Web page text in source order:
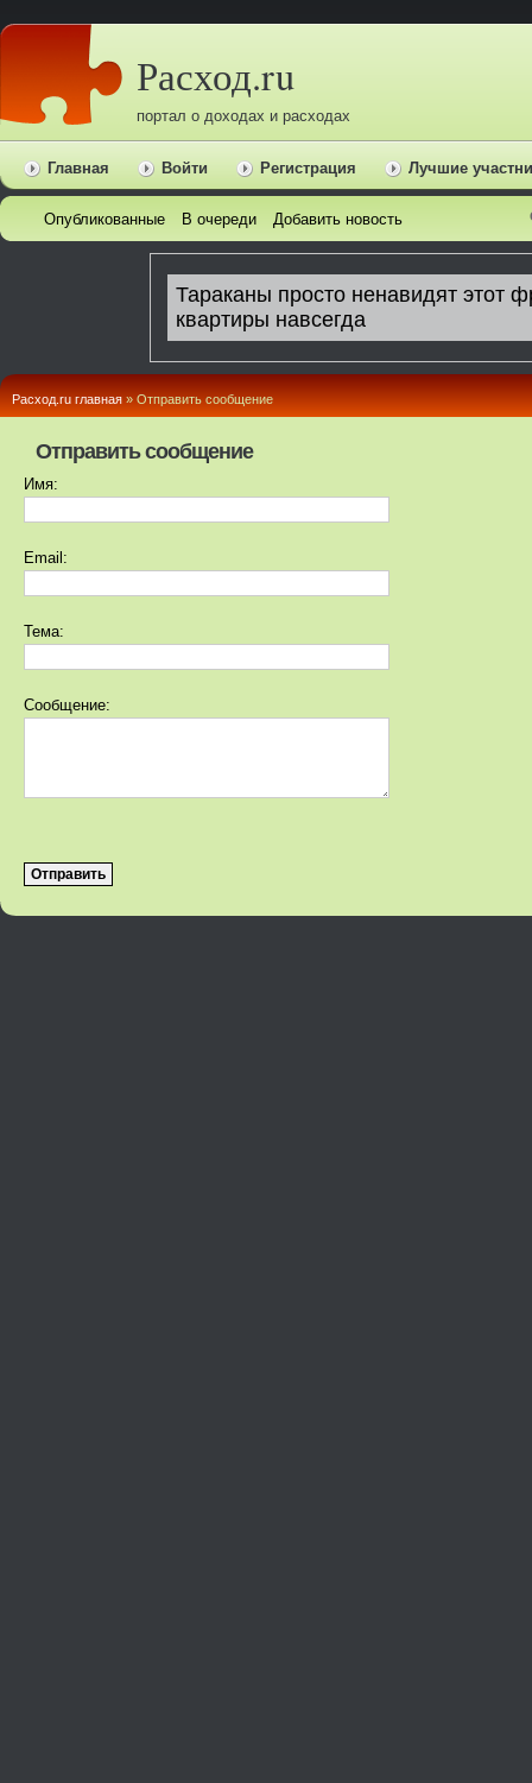
Расход.ru
портал о доходах и расходах
Главная Войти Регистрация Лучшие
Опубликованные В очереди Добавить новость
Расход.ru главная » Отправить сообщение
Отправить сообщение
Имя:
Email:
Тема:
Сообщение: